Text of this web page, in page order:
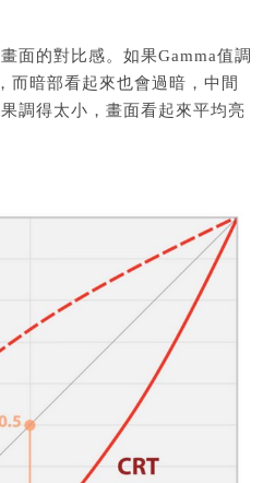
面的對比感。如果Gamma值調
而暗部看起來也會過暗，中間
調得太小，畫面看起來平均亮